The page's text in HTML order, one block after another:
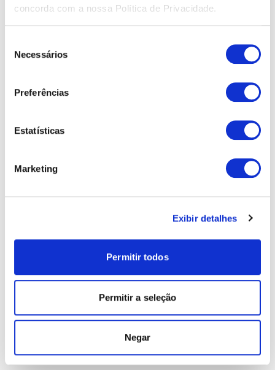
concorda com a nossa Política de Privacidade.
Necessários
Preferências
Estatísticas
Marketing
Exibir detalhes
Permitir todos
Permitir a seleção
Negar